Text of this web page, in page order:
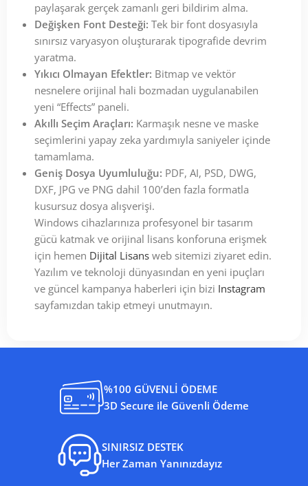
paylaşarak gerçek zamanlı geri bildirim alma.
Değişken Font Desteği: Tek bir font dosyasıyla
sınırsız varyasyon oluşturarak tipografide devrim
yaratma.
Yıkıcı Olmayan Efektler: Bitmap ve vektör
nesnelere orijinal hali bozmadan uygulanabilen
yeni “Effects” paneli.
Akıllı Seçim Araçları: Karmaşık nesne ve maske
seçimlerini yapay zeka yardımıyla saniyeler içinde
tamamlama.
Geniş Dosya Uyumluluğu: PDF, AI, PSD, DWG,
DXF, JPG ve PNG dahil 100’den fazla formatla
kusursuz dosya alışverişi.
Windows cihazlarınıza profesyonel bir tasarım
gücü katmak ve orijinal lisans konforuna erişmek
için hemen Dijital Lisans web sitemizi ziyaret edin.
Yazılım ve teknoloji dünyasından en yeni ipuçları
ve güncel kampanya haberleri için bizi Instagram
sayfamızdan takip etmeyi unutmayın.
%100 GÜVENLİ ÖDEME
3D Secure ile Güvenli Ödeme
SINIRSIZ DESTEK
Her Zaman Yanınızdayız